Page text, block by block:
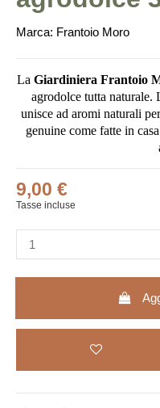
Marca: Frantoio Moro
La Giardiniera Frantoio
agrodolce tutta naturale.
unisce ad aromi naturali
genuine come fatte in
9,00 €
Tasse incluse